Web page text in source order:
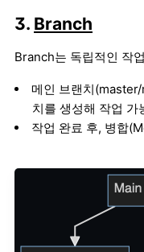
3. Branch
Branch는 독립적인 작
메인 브랜치
치를 생성해 작업 가
작업 완료 후, 병합